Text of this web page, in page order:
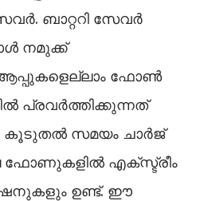
ബാറ്ററി സേവർ
നമുക്ക്
ഫോൺ
പ്രവർത്തിക്കുന്നത്
കൂടുതൽ സമയം ചാർജ്
ഫോണുകളിൽ എക്സ്ട്രീം
ഉണ്ട്. ഈ